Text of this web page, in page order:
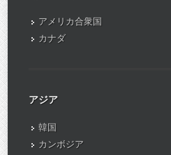
アメリカ合衆国
カナダ
アジア
韓国
カンボジア